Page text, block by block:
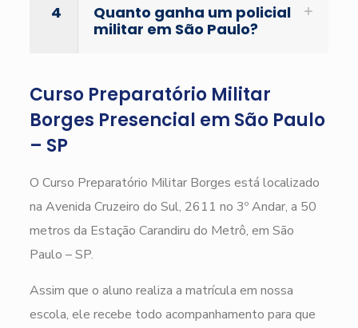
4
Quanto ganha um policial
militar em São Paulo?
Curso Preparatório Militar
Borges Presencial em São Paulo
– SP
O Curso Preparatório Militar Borges está localizado
na Avenida Cruzeiro do Sul, 2611 no 3º Andar, a 50
metros da Estação Carandiru do Metrô, em São
Paulo – SP.
Assim que o aluno realiza a matrícula em nossa
escola, ele recebe todo acompanhamento para que